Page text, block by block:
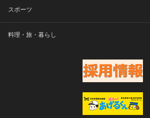
スポーツ
料理・旅・暮らし